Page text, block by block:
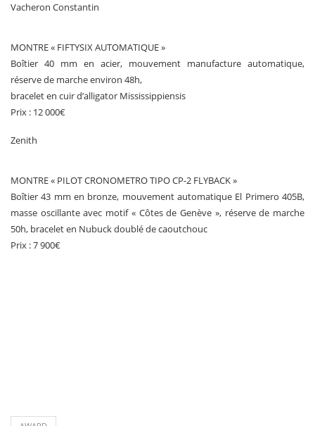
Vacheron Constantin
MONTRE « FIFTYSIX AUTOMATIQUE »
Boîtier 40 mm en acier, mouvement manufacture automatique,
réserve de marche environ 48h,
bracelet en cuir d’alligator Mississippiensis
Prix : 12 000€
Zenith
MONTRE « PILOT CRONOMETRO TIPO CP-2 FLYBACK »
Boîtier 43 mm en bronze, mouvement automatique El Primero 405B,
masse oscillante avec motif « Côtes de Genève », réserve de marche
50h, bracelet en Nubuck doublé de caoutchouc
Prix : 7 900€